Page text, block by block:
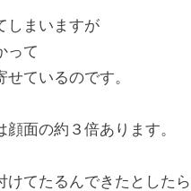
しまいますが
って
ているのです。
面の約３倍あります。
けてたるんできたとした